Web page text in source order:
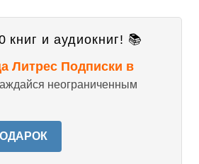
книг и аудиокниг! 📚
Литрес Подписки в
неограниченным